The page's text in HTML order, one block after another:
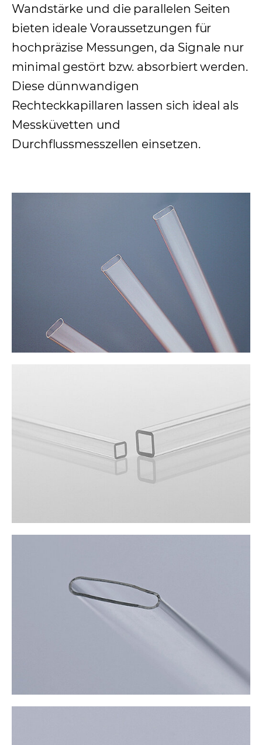
Wandstärke und die parallelen Seiten
bieten ideale Voraussetzungen für
hochpräzise Messungen, da Signale nur
minimal gestört bzw. absorbiert werden.
Diese dünnwandigen
Rechteckkapillaren lassen sich ideal als
Messküvetten und
Durchflussmesszellen einsetzen.